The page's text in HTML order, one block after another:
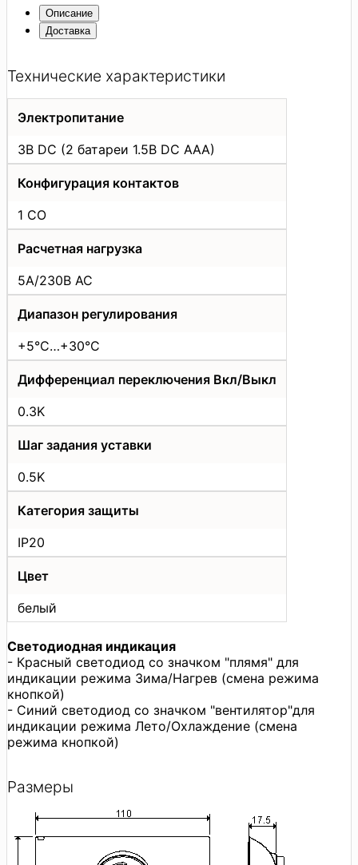
Описание
Доставка
Технические характеристики
Электропитание
3В DC (2 батареи 1.5В DC AAA)
Конфигурация контактов
1 СО
Расчетная нагрузка
5A/230В AC
Диапазон регулирования
+5°C…+30°C
Дифференциал переключения Вкл/Выкл
0.3K
Шаг задания уставки
0.5K
Категория защиты
IP20
Цвет
белый
Светодиодная индикация
- Красный светодиод со значком "плямя" для
индикации режима Зима/Нагрев (смена режима
кнопкой)
- Синий светодиод со значком "вентилятор"для
индикации режима Лето/Охлаждение (смена
режима кнопкой)
Размеры